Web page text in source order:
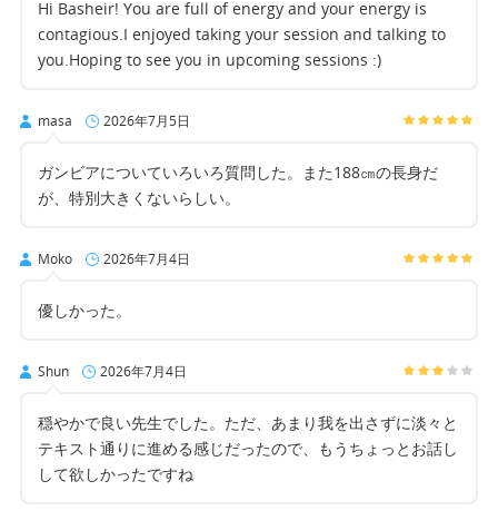
Hi Basheir! You are full of energy and your energy is
contagious.I enjoyed taking your session and talking to
you.Hoping to see you in upcoming sessions :)
masa 2026年7月5日
ガンビアについていろいろ質問した。また188㎝の長身だ
が、特別大きくないらしい。
Moko 2026年7月4日
優しかった。
Shun 2026年7月4日
穏やかで良い先生でした。ただ、あまり我を出さずに淡々と
テキスト通りに進める感じだったので、もうちょっとお話し
して欲しかったですね